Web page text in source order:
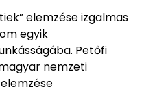
elemzése izgalmas
egyik
Petőfi
nemzeti